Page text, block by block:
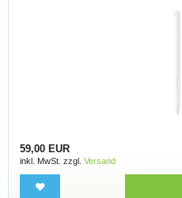
59,00 EUR
inkl. MwSt. zzgl. Versand